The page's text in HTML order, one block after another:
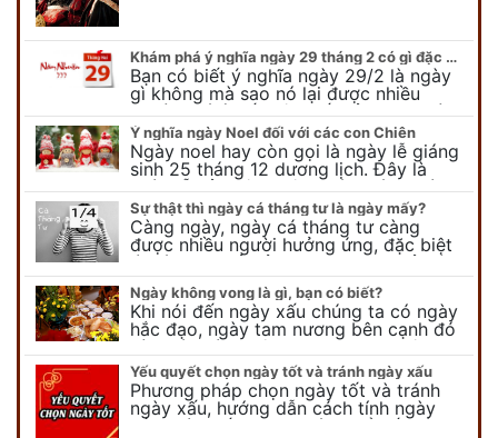
Khám phá ý nghĩa ngày 29 tháng 2 có gì đặc biệt?
Bạn có biết ý nghĩa ngày 29/2 là ngày
gì không mà sao nó lại được nhiều
người chú ý đến vậy. Tất cả mọi người
đều cho rằng đây…
Ý nghĩa ngày Noel đối với các con Chiên
Ngày noel hay còn gọi là ngày lễ giáng
sinh 25 tháng 12 dương lịch. Đây là
ngày lễ của bên thiên chúa giáo, ngày
lễ thiên chúa giáng sinh,…
Sự thật thì ngày cá tháng tư là ngày mấy?
Càng ngày, ngày cá tháng tư càng
được nhiều người hưởng ứng, đặc biệt
là các bạn trẻ bởi họ sẽ nghĩ ra đủ trò
vui chơi, tinh nghịch, hài…
Ngày không vong là gì, bạn có biết?
Khi nói đến ngày xấu chúng ta có ngày
hắc đạo, ngày tam nương bên cạnh đó
còn có ngày không vong. Tuy nhiên khi
nói đến ngày không vong…
Yếu quyết chọn ngày tốt và tránh ngày xấu
Phương pháp chọn ngày tốt và tránh
ngày xấu, hướng dẫn cách tính ngày
tốt, ngày xấu trong tháng để tiến hành